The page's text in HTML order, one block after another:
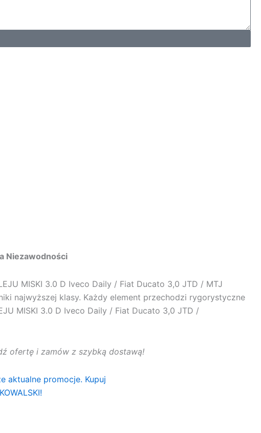
Niezawodności
MISKI 3.0 D Iveco Daily / Fiat Ducato 3,0 JTD / MTJ
najwyższej klasy. Każdy element przechodzi rygorystyczne
MISKI 3.0 D Iveco Daily / Fiat Ducato 3,0 JTD /
ofertę i zamów z szybką dostawą!